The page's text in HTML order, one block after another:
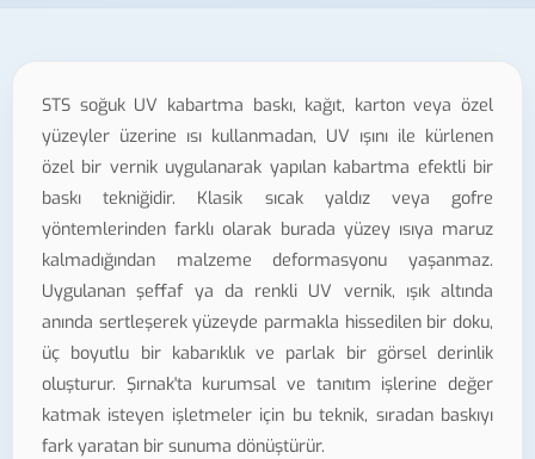
STS soğuk UV kabartma baskı, kağıt, karton veya özel
yüzeyler üzerine ısı kullanmadan, UV ışını ile kürlenen
özel bir vernik uygulanarak yapılan kabartma efektli bir
baskı tekniğidir. Klasik sıcak yaldız veya gofre
yöntemlerinden farklı olarak burada yüzey ısıya maruz
kalmadığından malzeme deformasyonu yaşanmaz.
Uygulanan şeffaf ya da renkli UV vernik, ışık altında
anında sertleşerek yüzeyde parmakla hissedilen bir doku,
üç boyutlu bir kabarıklık ve parlak bir görsel derinlik
oluşturur. Şırnak'ta kurumsal ve tanıtım işlerine değer
katmak isteyen işletmeler için bu teknik, sıradan baskıyı
fark yaratan bir sunuma dönüştürür.